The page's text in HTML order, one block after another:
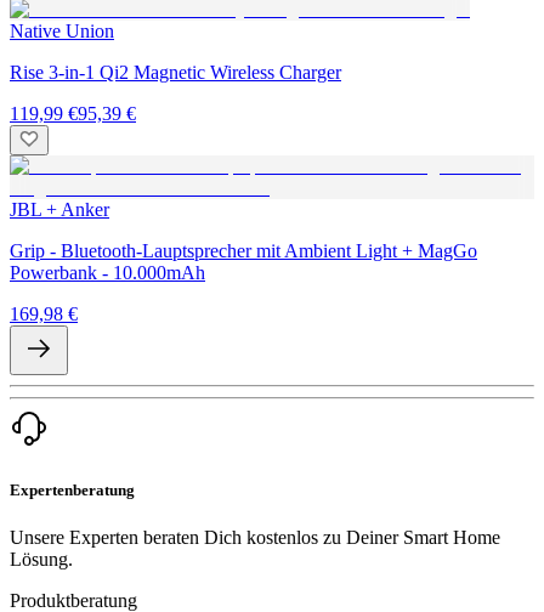
Native Union
Rise 3-in-1 Qi2 Magnetic Wireless Charger
119,99 €95,39 €
JBL + Anker
Grip - Bluetooth-Lauptsprecher mit Ambient Light + MagGo
Powerbank - 10.000mAh
169,98 €
Expertenberatung
Unsere Experten beraten Dich kostenlos zu Deiner Smart Home
Lösung.
Produktberatung